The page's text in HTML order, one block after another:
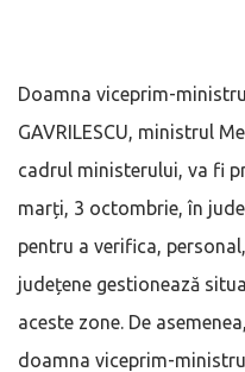
Doamna viceprim-
GAVRILESCU, ministrul
cadrul ministerului, va fi
marți, 3 octombrie, în
pentru a verifica,
județene gestionează
aceste zone. De
doamna viceprim-